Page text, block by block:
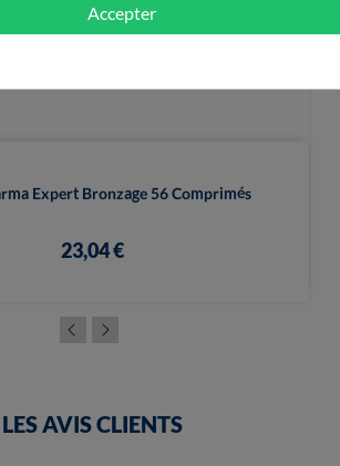
Expert Bronzage 56 Comprimés
23,04 €
LES AVIS CLIENTS
Accepter